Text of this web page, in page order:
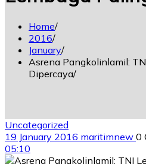
Home
2016
January
Asrena Pangkolinlamil:
Dipercaya
Uncategorized
19 January 2016 maritimnew 0
05:10